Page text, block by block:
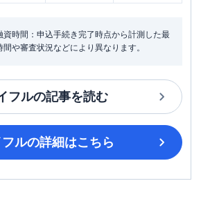
時間：申込手続き完了時点から計測した最
や審査状況などにより異なります。
フルの記事を読む
ルの詳細はこちら